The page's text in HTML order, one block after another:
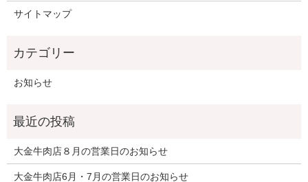
サイトマップ
お知らせ
大金牛肉店８月の営業日のお知らせ
大金牛肉店6月・7月の営業日のお知らせ